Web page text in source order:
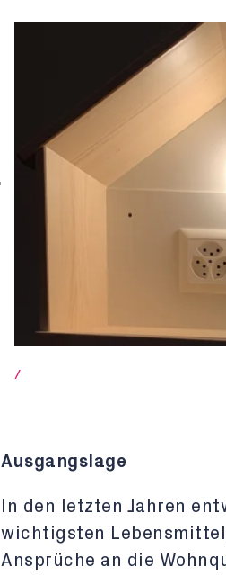
/
Ausgangslage
In den letzten Jahren
wichtigsten
Ansprüche an die